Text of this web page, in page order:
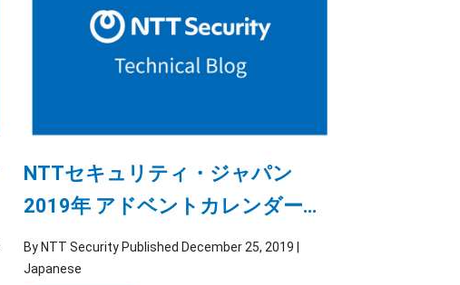
NTTセキュリティ・ジャパン
2019年 アドベントカレンダーま
とめ
By NTT Security Published December 25, 2019 |
Japanese